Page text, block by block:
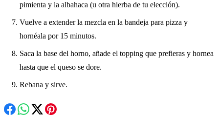
pimienta y la albahaca (u otra hierba de tu elección).
Vuelve a extender la mezcla en la bandeja para pizza y
hornéala por 15 minutos.
Saca la base del horno, añade el topping que prefieras y hornea
hasta que el queso se dore.
Rebana y sirve.